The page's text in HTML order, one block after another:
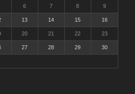
6 7 8 9
13 14 15 16
20 21 22 23
27 28 29 30